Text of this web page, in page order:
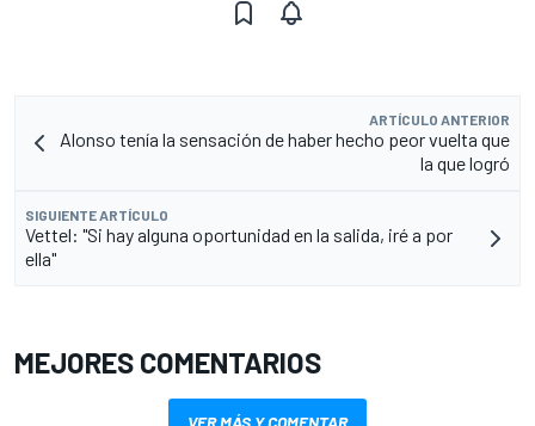
ARTÍCULO ANTERIOR
Alonso tenía la sensación de haber hecho peor vuelta que
la que logró
SIGUIENTE ARTÍCULO
Vettel: "Si hay alguna oportunidad en la salida, iré a por
ella"
MEJORES COMENTARIOS